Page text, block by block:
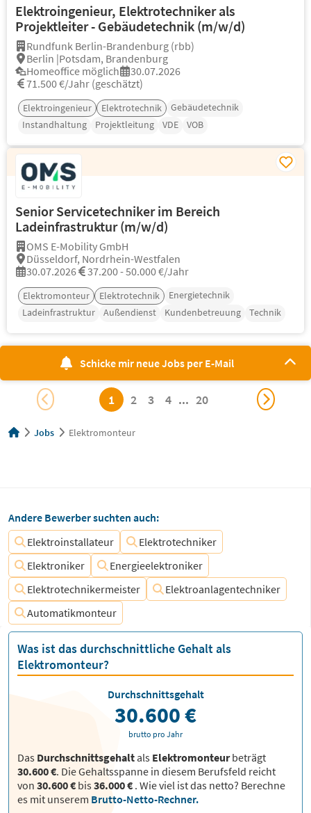
Elektroingenieur, Elektrotechniker als
Projektleiter - Gebäudetechnik (m/w/d)
Rundfunk Berlin-Brandenburg (rbb)
Berlin |Potsdam, Brandenburg
Homeoffice möglich
30.07.2026
71.500 €/Jahr (geschätzt)
Elektroingenieur Elektrotechnik
Gebäudetechnik
Instandhaltung
Projektleitung VDE VOB
Senior Servicetechniker im Bereich
Ladeinfrastruktur (m/w/d)
OMS E-Mobility GmbH
Düsseldorf, Nordrhein-Westfalen
30.07.2026
37.200 - 50.000 €/Jahr
Elektromonteur Elektrotechnik
Energietechnik
Ladeinfrastruktur
Außendienst Kundenbetreuung Technik
Schicke mir neue Jobs per E-Mail
1 2 3 4 ... 20
Jobs Elektromonteur
Andere Bewerber suchten auch:
Elektroinstallateur
Elektrotechniker
Elektroniker
Energieelektroniker
Elektrotechnikermeister
Elektroanlagentechniker
Automatikmonteur
Was ist das durchschnittliche Gehalt als
Elektromonteur?
Das Durchschnittsgehaltals Elektromonteurbeträgt
30.600 €. Die Gehaltsspanne in diesem Berufsfeld reicht
von 30.600 € bis36.000 € . Wie viel ist das netto? Berechne
es mit unserem Brutto-Netto-Rechner.
Durchschnittsgehalt
30.600 €
brutto pro Jahr